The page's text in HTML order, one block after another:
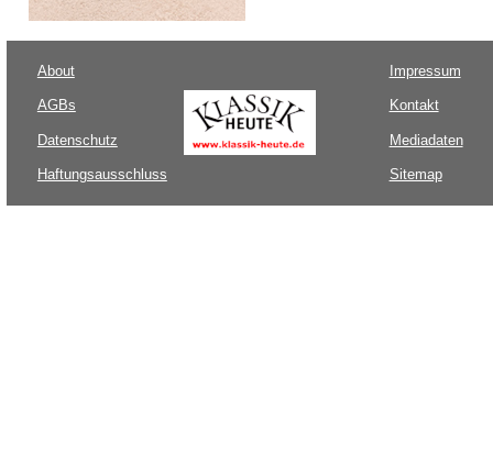
About
AGBs
Datenschutz
Haftungsausschluss
Impressum
Kontakt
Mediadaten
Sitemap